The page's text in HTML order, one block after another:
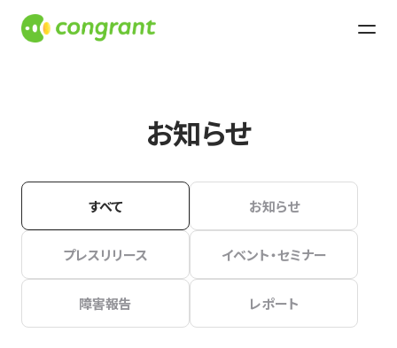
お知らせ
すべて お知らせ
プレスリリース イベント・セミナー
障害報告 レポート